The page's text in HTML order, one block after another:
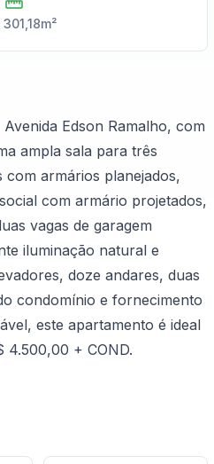
301,18m²
Edson Ramalho, com
ampla sala para três
armários planejados,
com armário projetados,
vagas de garagem
iluminação natural e
doze andares, duas
condomínio e fornecimento
este apartamento é ideal
4.500,00 + COND.